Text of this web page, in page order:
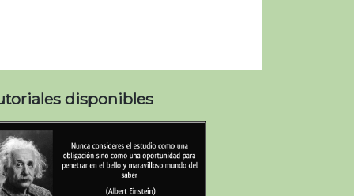
disponibles